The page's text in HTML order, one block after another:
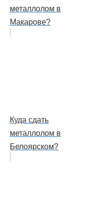
металлолом в
Макарове?
Куда сдать
металлолом в
Белоярском?